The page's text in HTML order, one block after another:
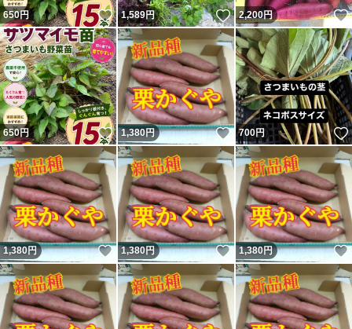
650円 いいね！
1,589円 いいね！
2,200円
650円 いいね！
1,380円 いいね！
700円
1,380円 いいね！
1,380円 いいね！
1,380円